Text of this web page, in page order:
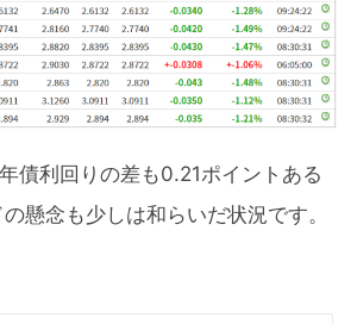
債利回りの差も0.21ポイントある
懸念も少しは和らいだ状況です。